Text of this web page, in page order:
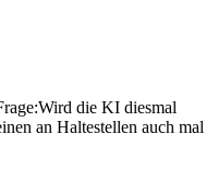
die KI diesmal
an Haltestellen auch mal